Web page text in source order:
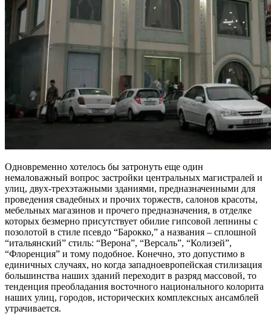
Одновременно хотелось бы затронуть еще один
немаловажный вопрос застройки центральных магистралей и
улиц, двух-трехэтажными зданиями, предназначенными для
проведения свадебных и прочих торжеств, салонов красоты,
мебельных магазинов и прочего предназначения, в отделке
которых безмерно присутствует обилие гипсовой лепнины с
позолотой в стиле псевдо “Барокко,” а названия – сплошной
“итальянский” стиль: “Верона”, “Версаль”, “Колизей”,
“Флоренция” и тому подобное. Конечно, это допустимо в
единичных случаях, но когда западноевропейская стилизация
большинства наших зданий переходит в разряд массовой, то
тенденция преобладания восточного национального колорита
наших улиц, городов, исторических комплексных ансамблей
утрачивается.